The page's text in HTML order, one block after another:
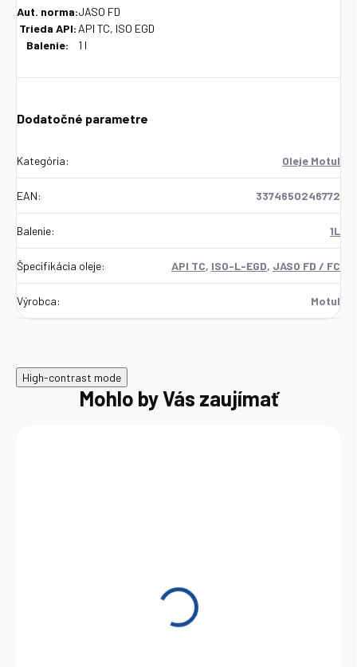
Aut. norma:JASO FD
Trieda API: API TC, ISO EGD
Balenie:
1 l
Dodatočné parametre
Kategória: Oleje Motul
EAN: 3374650246772
Balenie: 1L
Špecifikácia oleje: API TC, ISO-L-EGD, JASO FD / FC
Výrobca: Motul
High-contrast mode
Mohlo by Vás zaujímať